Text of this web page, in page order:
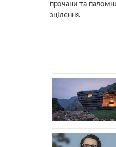
прочани та
зцiлeння.